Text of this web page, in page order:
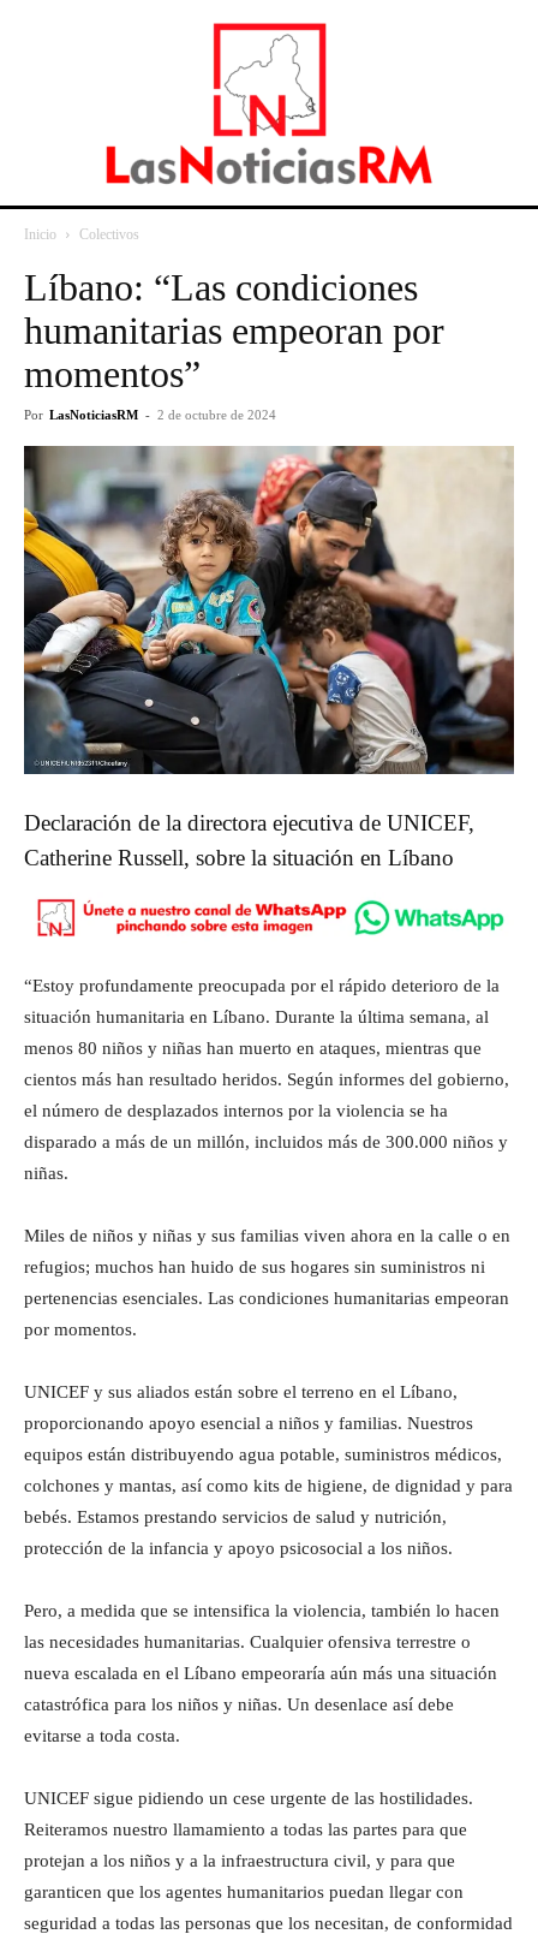
Inicio Colectivos
Líbano: “Las condiciones
humanitarias empeoran por
momentos”
Por LasNoticiasRM - 2 de octubre de 2024
Declaración de la directora ejecutiva de UNICEF,
Catherine Russell, sobre la situación en Líbano
“Estoy profundamente preocupada por el rápido deterioro de la
situación humanitaria en Líbano. Durante la última semana, al
menos 80 niños y niñas han muerto en ataques, mientras que
cientos más han resultado heridos. Según informes del gobierno,
el número de desplazados internos por la violencia se ha
disparado a más de un millón, incluidos más de 300.000 niños y
niñas.
Miles de niños y niñas y sus familias viven ahora en la calle o en
refugios; muchos han huido de sus hogares sin suministros ni
pertenencias esenciales. Las condiciones humanitarias empeoran
por momentos.
UNICEF y sus aliados están sobre el terreno en el Líbano,
proporcionando apoyo esencial a niños y familias. Nuestros
equipos están distribuyendo agua potable, suministros médicos,
colchones y mantas, así como kits de higiene, de dignidad y para
bebés. Estamos prestando servicios de salud y nutrición,
protección de la infancia y apoyo psicosocial a los niños.
Pero, a medida que se intensifica la violencia, también lo hacen
las necesidades humanitarias. Cualquier ofensiva terrestre o
nueva escalada en el Líbano empeoraría aún más una situación
catastrófica para los niños y niñas. Un desenlace así debe
evitarse a toda costa.
UNICEF sigue pidiendo un cese urgente de las hostilidades.
Reiteramos nuestro llamamiento a todas las partes para que
protejan a los niños y a la infraestructura civil, y para que
garanticen que los agentes humanitarios puedan llegar con
seguridad a todas las personas que los necesitan, de conformidad